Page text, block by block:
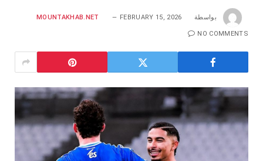
بواسطة MOUNTAKHAB.NET FEBRUARY 15, 2026
NO COMMENTS